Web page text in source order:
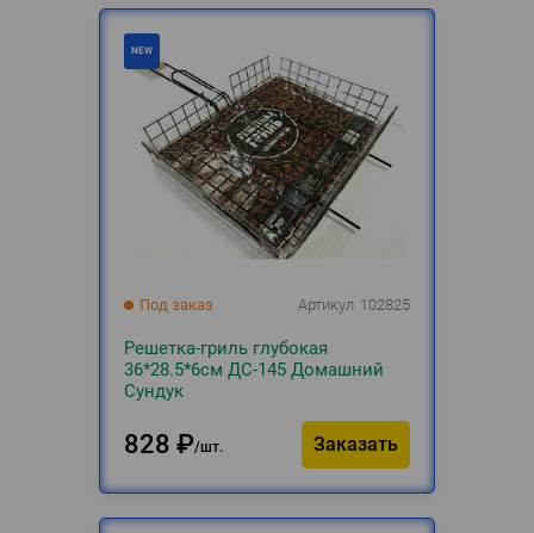
Под заказ Артикул 102825
Решетка-гриль глубокая
36*28.5*6см ДС-145 Домашний
Сундук
828 ₽ шт. Заказать